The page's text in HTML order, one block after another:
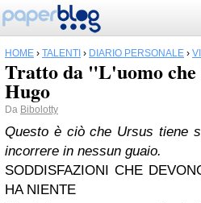
HOME › TALENTI › DIARIO PERSONALE ›
Tratto da "L'uomo
Hugo
Da Bibolotty
Questo è ciò che Ursus tiene
incorrere in nessun guaio.
SODDISFAZIONI CHE
HA NIENTE